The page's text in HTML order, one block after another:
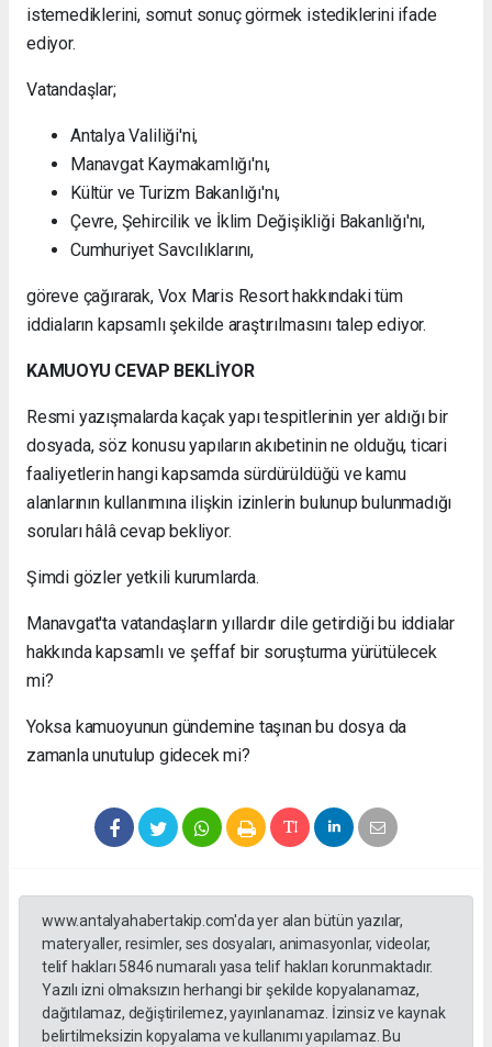
istemediklerini, somut sonuç görmek istediklerini ifade
ediyor.
Vatandaşlar;
Antalya Valiliği'ni,
Manavgat Kaymakamlığı'nı,
Kültür ve Turizm Bakanlığı'nı,
Çevre, Şehircilik ve İklim Değişikliği Bakanlığı'nı,
Cumhuriyet Savcılıklarını,
göreve çağırarak, Vox Maris Resort hakkındaki tüm
iddiaların kapsamlı şekilde araştırılmasını talep ediyor.
KAMUOYU CEVAP BEKLİYOR
Resmi yazışmalarda kaçak yapı tespitlerinin yer aldığı bir
dosyada, söz konusu yapıların akıbetinin ne olduğu, ticari
faaliyetlerin hangi kapsamda sürdürüldüğü ve kamu
alanlarının kullanımına ilişkin izinlerin bulunup bulunmadığı
soruları hâlâ cevap bekliyor.
Şimdi gözler yetkili kurumlarda.
Manavgat'ta vatandaşların yıllardır dile getirdiği bu iddialar
hakkında kapsamlı ve şeffaf bir soruşturma yürütülecek
mi?
Yoksa kamuoyunun gündemine taşınan bu dosya da
zamanla unutulup gidecek mi?
www.antalyahabertakip.com'da yer alan bütün yazılar,
materyaller, resimler, ses dosyaları, animasyonlar, videolar,
telif hakları 5846 numaralı yasa telif hakları korunmaktadır.
Yazılı izni olmaksızın herhangi bir şekilde kopyalanamaz,
dağıtılamaz, değiştirilemez, yayınlanamaz. İzinsiz ve kaynak
belirtilmeksizin kopyalama ve kullanımı yapılamaz. Bu